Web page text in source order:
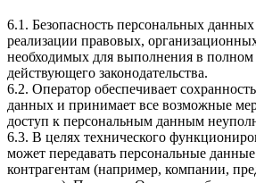
6.1. Безопасность персональных
реализации правовых,
необходимых для выполнения в полном
действующего законодательства.
6.2. Оператор обеспечивает
данных и принимает все возможные
доступ к персональным данным
6.3. В целях технического
может передавать персональные
контрагентам (например, компании,